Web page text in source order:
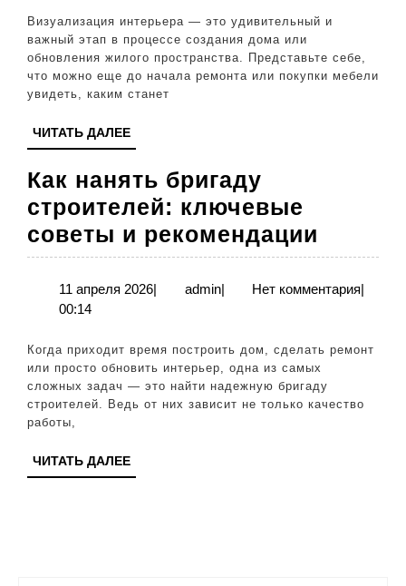
свой
будущий
дом
Визуализация интерьера — это удивительный и
важный этап в процессе создания дома или
обновления жилого пространства. Представьте себе,
что можно еще до начала ремонта или покупки мебели
увидеть, каким станет
ЧИТАТЬ ДАЛЕЕЧИТАТЬ
ДАЛЕЕ
Как нанять бригаду
строителей: ключевые
советы и рекомендации
нанять
советы
и
11 апреля 202611
| adminadmin
| Нет комментария|
00:14
Когда приходит время построить дом, сделать ремонт
или просто обновить интерьер, одна из самых
сложных задач — это найти надежную бригаду
строителей. Ведь от них зависит не только качество
работы,
ЧИТАТЬ ДАЛЕЕЧИТАТЬ
ДАЛЕЕ